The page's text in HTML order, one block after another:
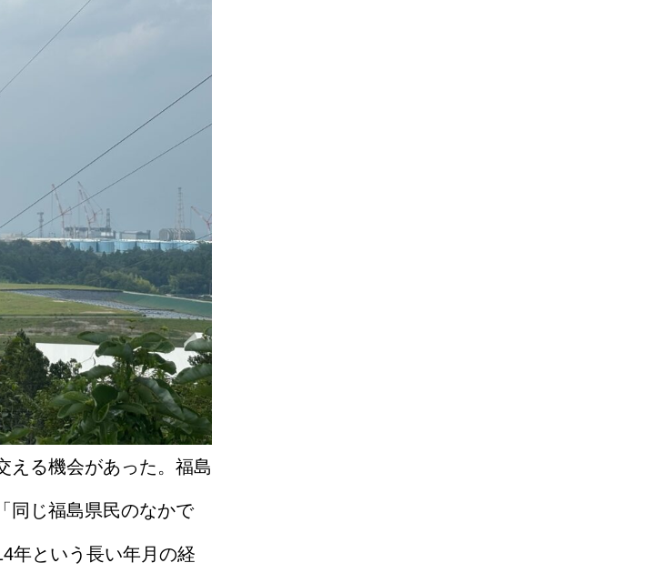
る機会があった。福島
同じ福島県民のなかで
年という長い年月の経